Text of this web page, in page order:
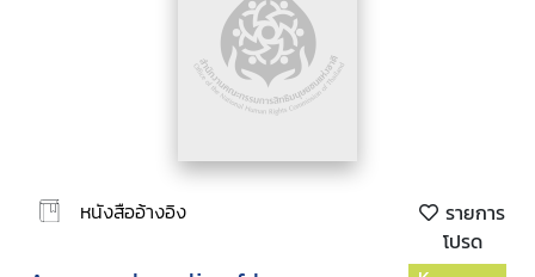
หนังสืออ้างอิง
รายการ
โปรด